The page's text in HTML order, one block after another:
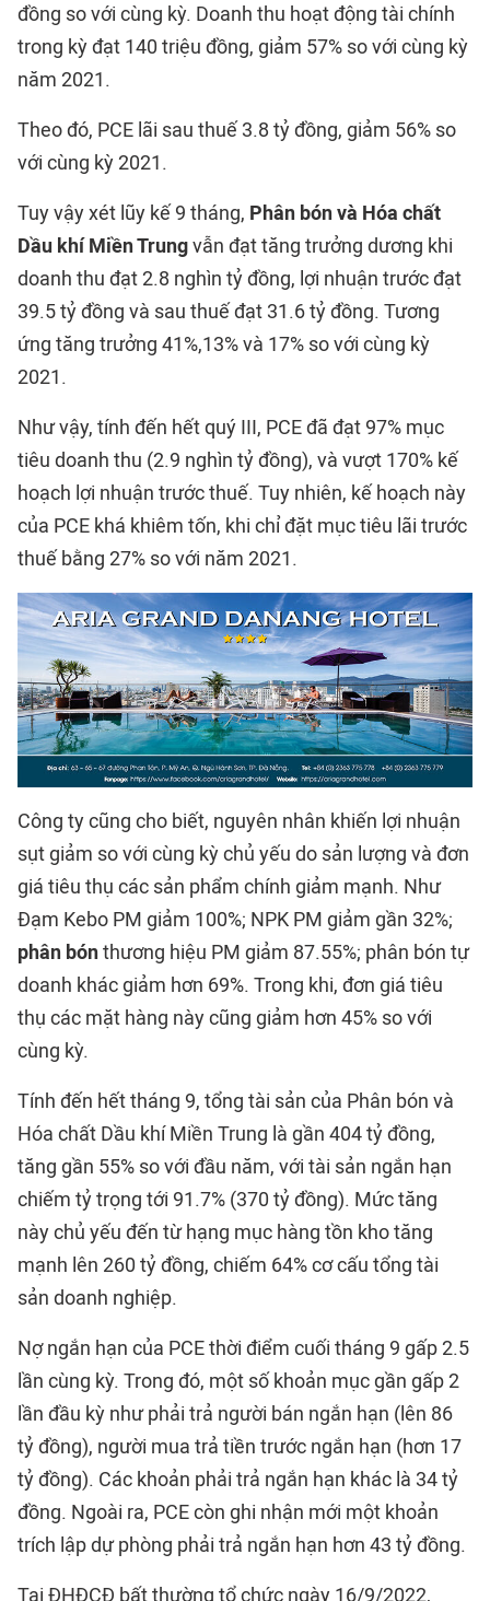
đồng so với cùng kỳ. Doanh thu hoạt động tài chính
trong kỳ đạt 140 triệu đồng, giảm 57% so với cùng kỳ
năm 2021.
Theo đó, PCE lãi sau thuế 3.8 tỷ đồng, giảm 56% so
với cùng kỳ 2021.
Tuy vậy xét lũy kế 9 tháng, Phân bón và Hóa chất
Dầu khí Miền Trungvẫn đạt tăng trưởng dương khi
doanh thu đạt 2.8 nghìn tỷ đồng, lợi nhuận trước đạt
39.5 tỷ đồng và sau thuế đạt 31.6 tỷ đồng. Tương
ứng tăng trưởng 41%,13% và 17% so với cùng kỳ
2021.
Như vậy, tính đến hết quý III, PCE đã đạt 97% mục
tiêu doanh thu (2.9 nghìn tỷ đồng), và vượt 170% kế
hoạch lợi nhuận trước thuế. Tuy nhiên, kế hoạch này
của PCE khá khiêm tốn, khi chỉ đặt mục tiêu lãi trước
thuế bằng 27% so với năm 2021.
Công ty cũng cho biết, nguyên nhân khiến lợi nhuận
sụt giảm so với cùng kỳ chủ yếu do sản lượng và đơn
giá tiêu thụ các sản phẩm chính giảm mạnh. Như
Đạm Kebo PM giảm 100%; NPK PM giảm gần 32%;
phân bónthương hiệu PM giảm 87.55%; phân bón tự
doanh khác giảm hơn 69%. Trong khi, đơn giá tiêu
thụ các mặt hàng này cũng giảm hơn 45% so với
cùng kỳ.
Tính đến hết tháng 9, tổng tài sản của Phân bón và
Hóa chất Dầu khí Miền Trung là gần 404 tỷ đồng,
tăng gần 55% so với đầu năm, với tài sản ngắn hạn
chiếm tỷ trọng tới 91.7% (370 tỷ đồng). Mức tăng
này chủ yếu đến từ hạng mục hàng tồn kho tăng
mạnh lên 260 tỷ đồng, chiếm 64% cơ cấu tổng tài
sản doanh nghiệp.
Nợ ngắn hạn của PCE thời điểm cuối tháng 9 gấp 2.5
lần cùng kỳ. Trong đó, một số khoản mục gần gấp 2
lần đầu kỳ như phải trả người bán ngắn hạn (lên 86
tỷ đồng), người mua trả tiền trước ngắn hạn (hơn 17
tỷ đồng). Các khoản phải trả ngắn hạn khác là 34 tỷ
đồng. Ngoài ra, PCE còn ghi nhận mới một khoản
trích lập dự phòng phải trả ngắn hạn hơn 43 tỷ đồng.
Tại ĐHĐCĐ bất thường tổ chức ngày 16/9/2022,